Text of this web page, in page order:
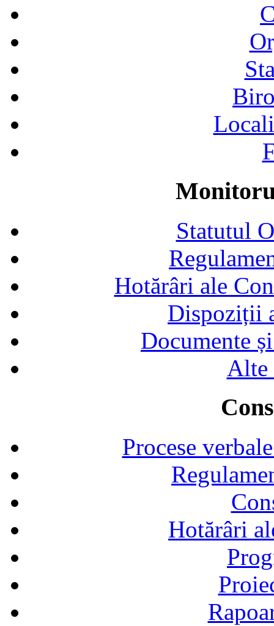
Statutul
Hotărâri ale
Dispoziții
Documente
Alte
Procese
Hotărâri